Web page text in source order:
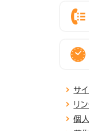
サ
リ
個